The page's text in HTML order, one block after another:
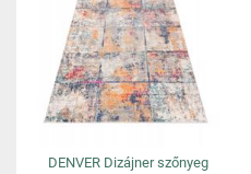
DENVER Dizájner szőnyeg